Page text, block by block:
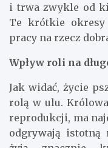
i trwa zwykle od
Te krótkie okresy
pracy na rzecz
Wpływ roli na
Jak widać, życie
rolą w ulu.
reprodukcji, ma
odgrywają istotną